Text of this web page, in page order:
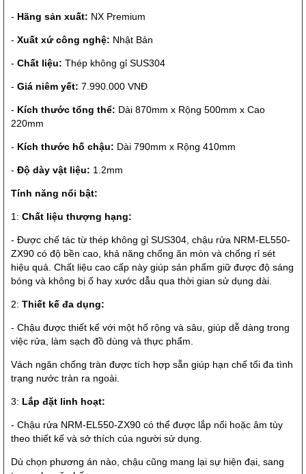
- Hãng sản xuất: NX Premium
- Xuất xứ công nghệ: Nhật Bản
- Chất liệu: Thép không gỉ SUS304
- Giá niêm yết: 7.990.000 VNĐ
- Kích thước tổng thể: Dài 870mm x Rộng 500mm x Cao
220mm
- Kích thước hố chậu: Dài 790mm x Rộng 410mm
- Độ dày vật liệu: 1.2mm
Tính năng nổi bật:
1: Chất liệu thượng hạng:
- Được chế tác từ thép không gỉ SUS304, chậu rửa NRM-EL550-
ZX90 có độ bền cao, khả năng chống ăn mòn và chống rỉ sét
hiệu quả. Chất liệu cao cấp này giúp sản phẩm giữ được độ sáng
bóng và không bị ố hay xước dẫu qua thời gian sử dụng dài.
2: Thiết kế đa dụng:
- Chậu được thiết kế với một hố rộng và sâu, giúp dễ dàng trong
việc rửa, làm sạch đồ dùng và thực phẩm.
Vách ngăn chống tràn được tích hợp sẵn giúp hạn chế tối đa tình
trạng nước tràn ra ngoài.
3: Lắp đặt linh hoạt:
- Chậu rửa NRM-EL550-ZX90 có thể được lắp nổi hoặc âm tùy
theo thiết kế và sở thích của người sử dụng.
Dù chọn phương án nào, chậu cũng mang lại sự hiện đại, sang